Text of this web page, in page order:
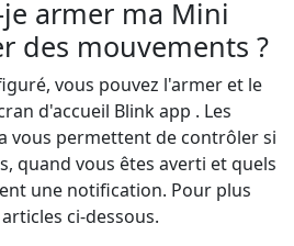
armer ma Mini
des mouvements ?
vous pouvez l'armer et le
d'accueil Blink app . Les
vous permettent de contrôler si
quand vous êtes averti et quels
une notification. Pour plus
ci-dessous.